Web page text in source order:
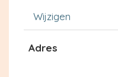
Wijzigen
Adres